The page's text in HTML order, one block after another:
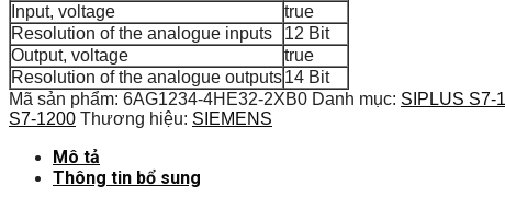
Input, voltage
true
Resolution of the analogue inputs
12 Bit
Output, voltage
true
Resolution of the analogue outputs14 Bit
Mã sản phẩm: 6AG1234-4HE32-2XB0 Danh mục: SIPLUS S7-
S7-1200 Thương hiệu: SIEMENS
Mô tả
Thông tin bổ sung